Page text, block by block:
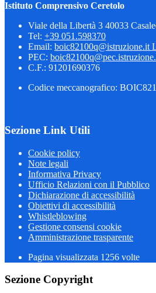
Istituto Comprensivo Ceretolo
Viale della Libertà 3 40033
Tel: +39 051.598370
Email: boic82100q@istruzione.it
PEC:
C.F.: 91201690376
Codice meccanografico:
Sezione Link Utili
Cookie policy
Note legali
Informativa Privacy
Ufficio Relazioni con il Pubblico
Dichiarazione di accessibilità
Obiettivi di accessibilità
Whistleblowing
Gestione consensi cookie
Amministrazione trasparente
Pagina visualizzata 1256 volte
Sezione Copyright